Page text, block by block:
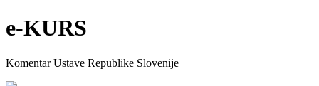
e-KURS
Komentar Ustave Republike Slovenije